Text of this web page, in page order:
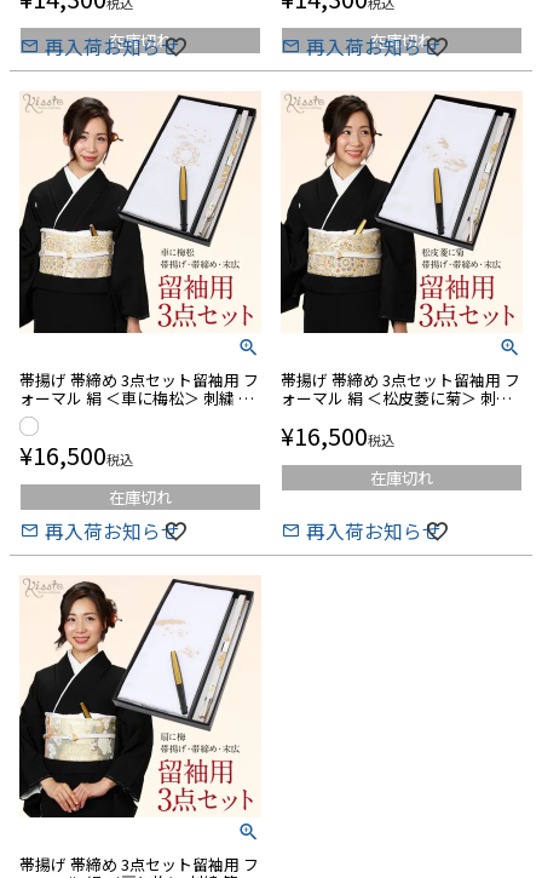
在庫切れ
再入荷お知らせ 在庫切れ
再入荷お知らせ
帯揚げ 帯締め 3点セット留袖用 フ
ォーマル 絹 ＜車に梅松＞ 刺繍 箱
入り
¥16,500税込
在庫切れ
再入荷お知らせ
帯揚げ 帯締め 3点セット留袖用 フ
ォーマル 絹 ＜松皮菱に菊＞ 刺繍
¥16,500税込
在庫切れ
再入荷お知らせ
帯揚げ 帯締め 3点セット留袖用 フ
キーワード
こだわり条件
セール 価格改定
■合わせる着物から探す
黒留袖・色留袖 訪問着
色無地・江戸小紋
振袖
ゆかた
夏着物 喪服
■カラーから探す
■Red ■Wine
■Green ■Khaki
■Pink ■Beige
■Silver ■White
■草履のサイズから探す